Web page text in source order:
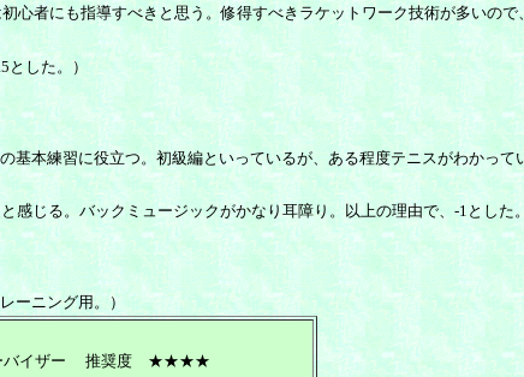
心者にも指導すべきと思う。修得すべきラケットワーク技術が多いの
とした。）
基本練習に役立つ。初級編といっているが、ある程度テニスがわかっ
感じる。バックミュージックがかなり耳障り。以上の理由で、-1とし
ーニング用。）
パーバイザー 推奨度 ★★★★